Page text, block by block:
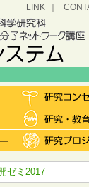
LINK
ゼミ2017